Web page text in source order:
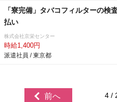
「寮完備」タバコフィルターの検
払い
株式会社京栄センター
時給1,400円
派遣社員 / 東京都
前へ 4 /